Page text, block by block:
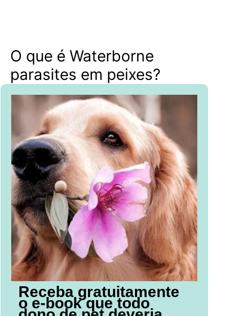
O que é Waterborne
parasites em peixes?
Receba gratuitamente
o e-book que todo